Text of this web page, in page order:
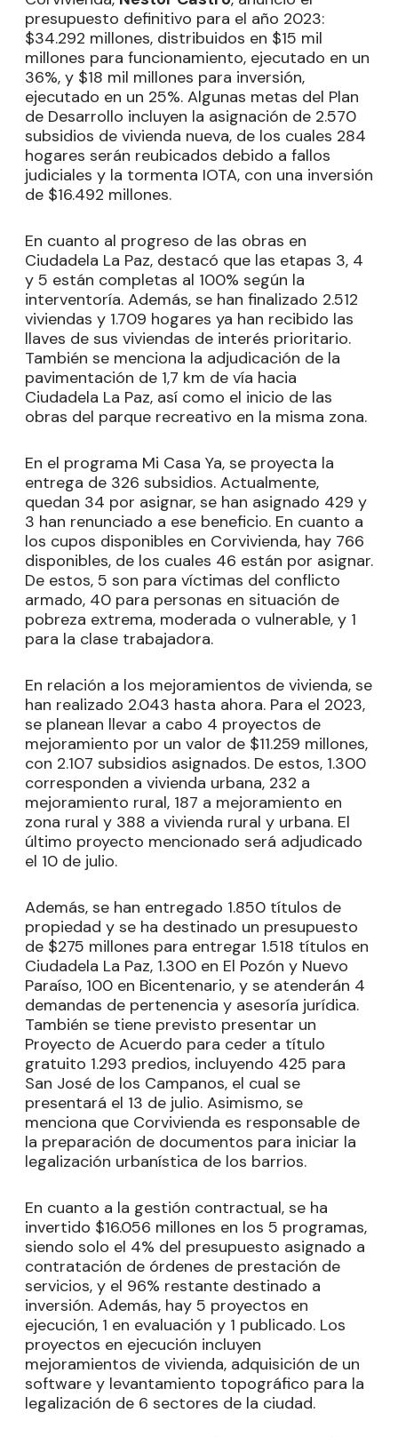
presupuesto definitivo para el año 2023:
$34.292 millones, distribuidos en $15 mil
millones para funcionamiento, ejecutado en un
36%, y $18 mil millones para inversión,
ejecutado en un 25%. Algunas metas del Plan
de Desarrollo incluyen la asignación de 2.570
subsidios de vivienda nueva, de los cuales 284
hogares serán reubicados debido a fallos
judiciales y la tormenta IOTA, con una inversión
de $16.492 millones.
En cuanto al progreso de las obras en
Ciudadela La Paz, destacó que las etapas 3, 4
y 5 están completas al 100% según la
interventoría. Además, se han finalizado 2.512
viviendas y 1.709 hogares ya han recibido las
llaves de sus viviendas de interés prioritario.
También se menciona la adjudicación de la
pavimentación de 1,7 km de vía hacia
Ciudadela La Paz, así como el inicio de las
obras del parque recreativo en la misma zona.
En el programa Mi Casa Ya, se proyecta la
entrega de 326 subsidios. Actualmente,
quedan 34 por asignar, se han asignado 429 y
3 han renunciado a ese beneficio. En cuanto a
los cupos disponibles en Corvivienda, hay 766
disponibles, de los cuales 46 están por asignar.
De estos, 5 son para víctimas del conflicto
armado, 40 para personas en situación de
pobreza extrema, moderada o vulnerable, y 1
para la clase trabajadora.
En relación a los mejoramientos de vivienda, se
han realizado 2.043 hasta ahora. Para el 2023,
se planean llevar a cabo 4 proyectos de
mejoramiento por un valor de $11.259 millones,
con 2.107 subsidios asignados. De estos, 1.300
corresponden a vivienda urbana, 232 a
mejoramiento rural, 187 a mejoramiento en
zona rural y 388 a vivienda rural y urbana. El
último proyecto mencionado será adjudicado
el 10 de julio.
Además, se han entregado 1.850 títulos de
propiedad y se ha destinado un presupuesto
de $275 millones para entregar 1.518 títulos en
Ciudadela La Paz, 1.300 en El Pozón y Nuevo
Paraíso, 100 en Bicentenario, y se atenderán 4
demandas de pertenencia y asesoría jurídica.
También se tiene previsto presentar un
Proyecto de Acuerdo para ceder a título
gratuito 1.293 predios, incluyendo 425 para
San José de los Campanos, el cual se
presentará el 13 de julio. Asimismo, se
menciona que Corvivienda es responsable de
la preparación de documentos para iniciar la
legalización urbanística de los barrios.
En cuanto a la gestión contractual, se ha
invertido $16.056 millones en los 5 programas,
siendo solo el 4% del presupuesto asignado a
contratación de órdenes de prestación de
servicios, y el 96% restante destinado a
inversión. Además, hay 5 proyectos en
ejecución, 1 en evaluación y 1 publicado. Los
proyectos en ejecución incluyen
mejoramientos de vivienda, adquisición de un
software y levantamiento topográfico para la
legalización de 6 sectores de la ciudad.